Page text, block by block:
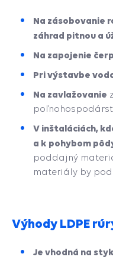
Na zásobovanie
záhrad pitnou a
Na zapojenie
Pri výstavbe
Na zavlažovanie
V inštaláciách,
a k pohybom
poddajný
materiály by
Výhody LDPE
Je vhodná na